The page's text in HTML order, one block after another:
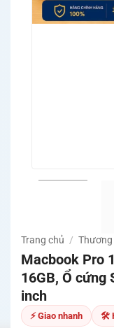
Trang chủ / Thương
Macbook Pro
16GB, Ổ cứng
inch
⚡ Giao nhanh 🛠